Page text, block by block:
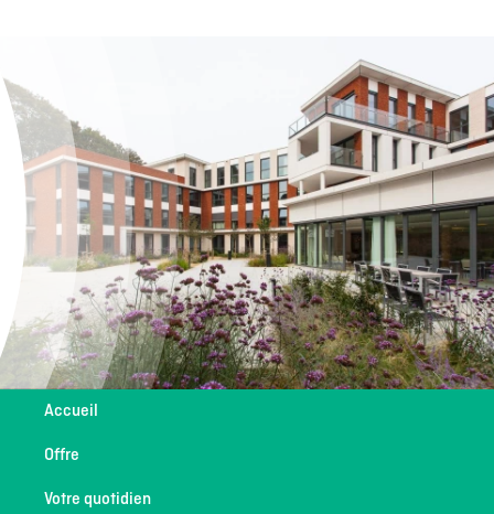
Accueil
Offre
Votre quotidien